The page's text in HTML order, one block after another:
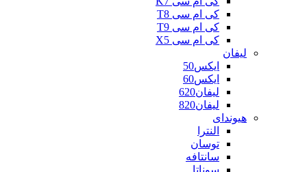
کی ام سی T8
کی ام سی T9
کی ام سی X5
لیفان
ایکس50
ایکس60
لیفان620
لیفان820
هیوندای
النترا
توسان
سانتافه
سوناتا